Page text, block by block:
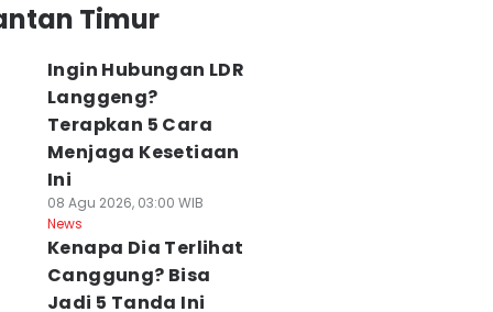
Timur
Ingin Hubungan LDR
Langgeng?
Terapkan 5 Cara
Menjaga Kesetiaan
Ini
08 Agu 2026, 03:00 WIB
News
Kenapa Dia Terlihat
Canggung? Bisa
Jadi 5 Tanda Ini